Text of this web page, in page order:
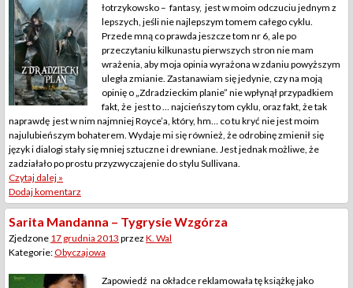
łotrzykowsko – fantasy, jest w moim odczuciu jednym z
lepszych, jeśli nie najlepszym tomem całego cyklu.
Przede mną co prawda jeszcze tom nr 6, ale po
przeczytaniu kilkunastu pierwszych stron nie mam
wrażenia, aby moja opinia wyrażona w zdaniu powyższym
uległa zmianie. Zastanawiam się jedynie, czy na moją
opinię o „Zdradzieckim planie” nie wpłynął przypadkiem
fakt, że jest to … najcieńszy tom cyklu, oraz fakt, że tak
naprawdę jest w nim najmniej Royce’a, który, hm… co tu kryć nie jest moim
najulubieńszym bohaterem. Wydaje mi się również, że odrobinę zmienił się
język i dialogi stały się mniej sztuczne i drewniane. Jest jednak możliwe, że
zadziałało po prostu przyzwyczajenie do stylu Sullivana.
Czytaj dalej »
Dodaj komentarz
Sarita Mandanna – Tygrysie Wzgórza
Zjedzone 17 grudnia 2013 przez K. Wal
Kategorie:Obyczajowa
Zapowiedź na okładce reklamowała tę książkę jako